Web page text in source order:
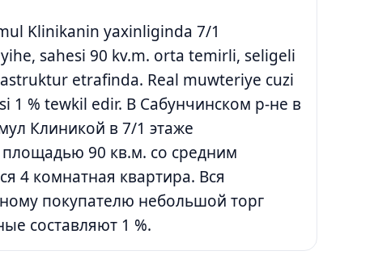
Klinikanin yaxinliginda 7/1
sahesi 90 kv.m. orta temirli, seligeli
etrafinda. Real muwteriye cuzi
1 % tewkil edir. В Сабунчинском р-не в
Клиникой в 7/1 этаже
90 кв.м. со средним
4 комнатная квартира. Вся
покупателю небольшой торг
составляют 1 %.